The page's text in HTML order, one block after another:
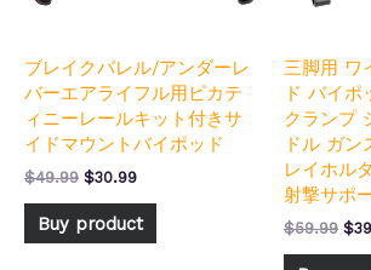
ブレイクバレル/アンダーレ
バーエアライフル用ピカテ
ィニーレールキット付きサ
イドマウントバイポッド
$49.99 $30.99
Buy product
三脚用 ワ
ド バイ
クランプ
ドル ガ
レイホル
射撃サポ
$59.99 $